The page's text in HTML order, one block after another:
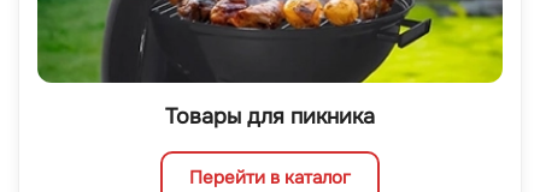
Товары для пикника
Перейти в каталог